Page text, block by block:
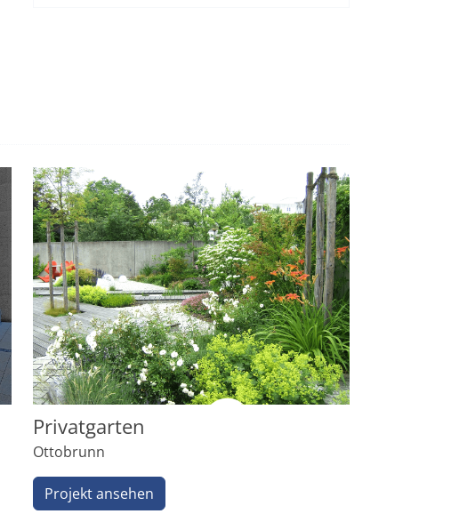
Privatgarten
Ottobrunn
Projekt ansehen